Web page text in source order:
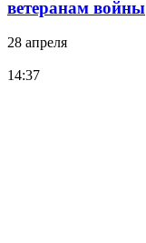
ветеранам войны
28 апреля
14:37